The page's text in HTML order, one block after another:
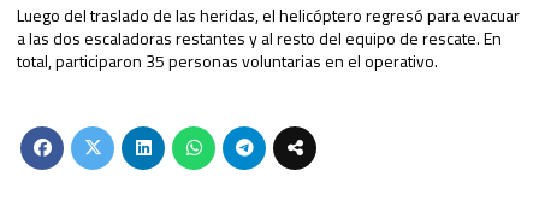
Luego del traslado de las heridas, el helicóptero regresó para evacuar
a las dos escaladoras restantes y al resto del equipo de rescate. En
total, participaron 35 personas voluntarias en el operativo.